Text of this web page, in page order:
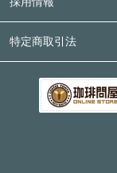
特定商取引法